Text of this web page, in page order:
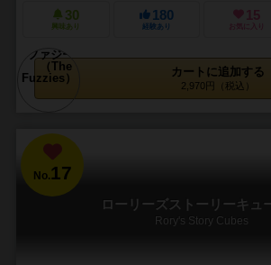
30
興味あり
180
経験あり
15
お気に入り
カートに追加する
2,970円（税込）
No.17
ローリーズストーリーキュ
Rory's Story Cubes